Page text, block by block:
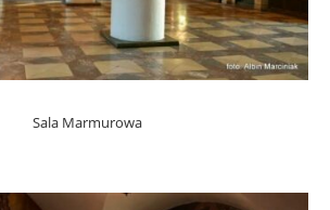
Sala Marmurowa